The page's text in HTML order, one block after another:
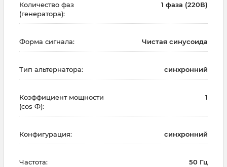
Количество фаз
(генератора):
1 фаза (220В)
Форма сигнала: Чистая синусоида
Тип альтернатора: синхронний
Коэффициент мощности
(cos Ф):
1
Конфигурация: синхронний
Частота: 50 Гц